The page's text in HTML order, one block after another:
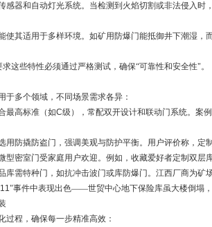
感器和自动灯光系统。当检测到火焰切割或非法侵入
使其适用于多样环境。如矿用防爆门能抵御井下潮湿
求这些特性必须通过严格测试，确保“可靠性和安全性"。
于多个领域，不同场景需求各异：
最高标准（如C级），常配双开设计和联动门系统。案
用防撬防盗门，强调美观与防护平衡。用户评价称，定
型密室门受家庭用户欢迎。例如，收藏爱好者定制双层
库需特种门，如抗冲击波门或库防爆门。江西厂商为矿
"事件中表现出色——世贸中心地下保险库虽大楼倒塌，
过程，确保每一步精准高效：